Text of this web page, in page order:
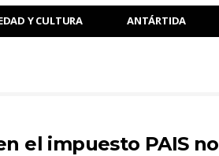
Y CULTURA ANTÁRTIDA
el impuesto PAIS no